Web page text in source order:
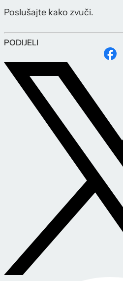
Poslušajte kako zvuči.
PODIJELI